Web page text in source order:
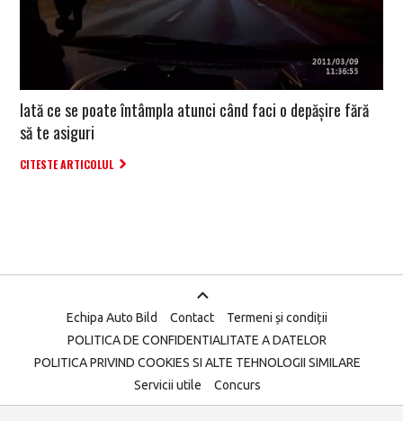
Iată ce se poate întâmpla atunci când faci o depășire fără
să te asiguri
CITESTE ARTICOLUL
Echipa Auto Bild Contact
Termeni și condiții
POLITICA DE CONFIDENTIALITATE A DATELOR
POLITICA PRIVIND COOKIES SI ALTE TEHNOLOGII SIMILARE
Servicii utile
Concurs